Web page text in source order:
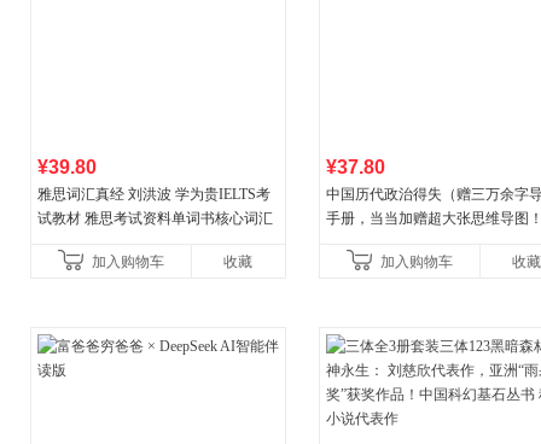
¥39.80
雅思词汇真经 刘洪波 学为贵IELTS考
试教材 雅思考试资料单词书核心词汇
加入购物车
收藏
¥37.80
中国历代政治得失（赠三万余字
手册，当当加赠超大张思维导图
书社最新修订！中学生
加入购物车 收藏